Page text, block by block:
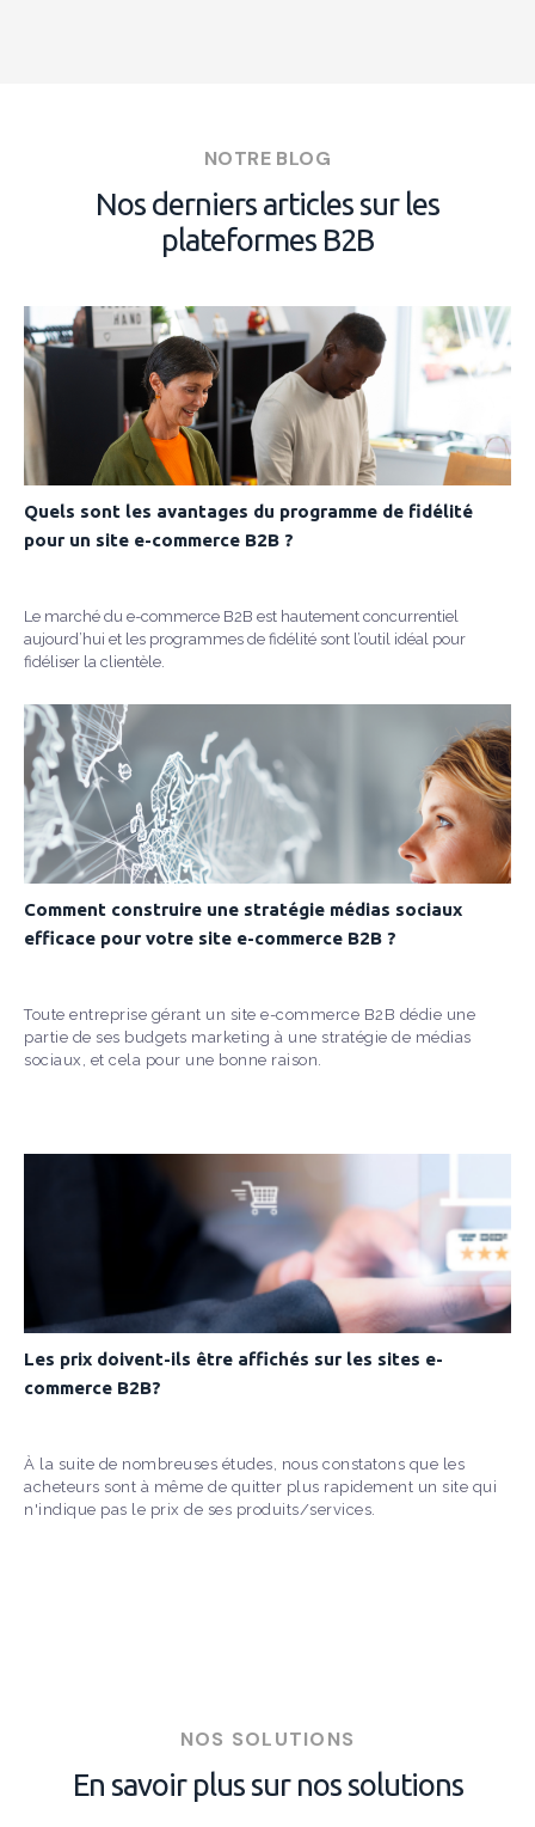
NOTRE BLOG
Nos derniers articles sur les
plateformes B2B
Quels sont les avantages du programme de fidélité
pour un site e-commerce B2B ?
Le marché du e-commerce B2B est hautement concurrentiel
aujourd’hui et les programmes de fidélité sont l’outil idéal pour
fidéliser la clientèle.
Comment construire une stratégie médias sociaux
efficace pour votre site e-commerce B2B ?
Toute entreprise gérant un site e-commerce B2B dédie une
partie de ses budgets marketing à une stratégie de médias
sociaux, et cela pour une bonne raison.
Les prix doivent-ils être affichés sur les sites e-
commerce B2B?
À la suite de nombreuses études, nous constatons que les
acheteurs sont à même de quitter plus rapidement un site qui
n'indique pas le prix de ses produits/services.
NOS SOLUTIONS
En savoir plus sur nos solutions